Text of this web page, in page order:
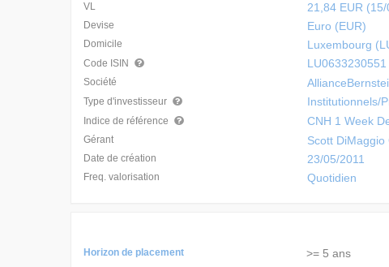
VL 21,84 EUR
Devise Euro (EUR)
Domicile Luxembourg
Code ISIN LU0633230551
Société
Type d'investisseur Institutionnels/
Indice de référence CNH 1 Week
Gérant Scott DiMaggio
Date de création 23/05/2011
Freq. valorisation Quotidien
Horizon de placement >= 5 ans